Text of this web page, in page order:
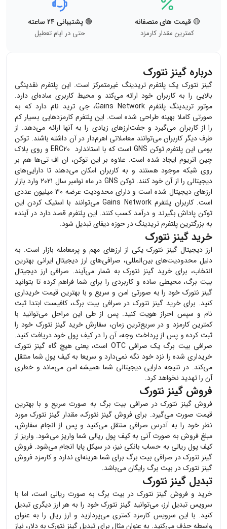
🟡 قیمت های منصفانه
کمترین مقدار کارمزد
🟢 پشتیبانی ۲۴ ساعته
حتی در ایام تعطیل
درباره گینز نتورک
گینز نتورک یک پلتفرم تریدینگ غیرمتمرکز است. این پلتفرم نقدینگی
بالایی را به کاربران خود ارائه می‌کند و محیط کاربری ساده‌ای دارد.
موتور تریدینگ پلتفرم Gains Network، جی ترید نام دارد که به
صورتی کاملا بهینه طراحی شده است. این پلتفرم کارمزدهایی بسیار کم
را از کاربران می‌گیرد و جفت‌ارزهای زیادی را به آنها ارائه می‌دهد. از
طرف دیگر کاربران می‌توانند معاملاتی اهرم‌دار در آن داشته باشند. توکن
بومی این پلتفرم توکن GNS است که با استاندارد ERC20و روی بلاک
چین اتریوم ایجاد شده است. علاوه بر این توکن، ان اف تی‌ها هم بر
روی شبکه موجود هستند و به کاربران امکان می‌دهند تا دارایی‌های
دیجیتالی را از آن خود کنند. توکن GNS
در ماه نوامبر سال ۲۰۲۱ وارد بازار
ارزهای دیجیتال شده است و دارای محدودیت عرضه ۳۰ میلیون عددی
است. کاربران پلتفرمGains Networkمی‌توانند با استیک کردن این
توکن پاداش بگیرند و درآمد کسب کنند. این پلتفرم قصد دارد در آینده
به بزرگترین پلتفرم تریدینگ در حوزه دیفای تبدیل شود.
خرید گینز نتورک
ارز دیجیتالگینز نتورکیکی از ارزهای مهم و پرمعامله بازار است. به
دلیل محدودیت‌های بین‌المللی، صرافی‌های ارز دیجیتال ایرانی بهترین
انتخاب، برای خریدگینز نتورکبه شمار می‌آیند. صرافی ارز دیجیتال
بیت برگ، محیطی ساده و کاربردی را برای شما فراهم کرده تا بتوانید
گینز نتورکخود را به صورتی امن و سریع و با بهترین قیمت خریداری
کنید. برای خریدگینز نتورکدر صرافی بیت برگ، کافیست ابتدا ثبت
نام و سپس احراز هویت کنید. پس از طی این مراحل می‌توانید با
کمترین کارمزد و در سریع‌ترین زمان، سفارش خرید گینز نتورک خود را
ثبت کرده و پس از پرداخت وجه، آن را در کیف پول خود دریافت کنید.
صرافی بیت برگ یک صرافی OTC است، یعنی هیچ گاه
گینز نتورک
خریداری شده را نزد خود نگه نمی‌دارد و سریعا به کیف پول شما منتقل
می‌کند. در نتیجه دارایی دیجیتالی شما همیشه امن می‌ماند و خطری
آن را تهدید نخواهد کرد.
فروش گینز نتورک
فروشگینز نتورکدر صرافی بیت برگ به صورت سریع و با بهترین
قیمت صورت می‌گیرد. برای فروش گینز نتورک، مقدار گینز نتورکمورد
نظر خود را به آدرس صرافی منتقل می‌کنید و پس از انجام سفارش،
مبلغ فروش به صورت آنی به کیف پول ریالی شما واریز می‌شود. واریز از
کیف پول ریالی به حساب بانکی نیز، در سیکل پایا انجام می‌شود. فروش
گینز نتورکدر صرافی بیت برگ برای شما هزینه‌ای ندارد و کارمزد فروش
گینز نتورکدر بیت برگ رایگان می‌باشد.
تبدیل گینز نتورک
خرید و فروش گینز نتورک در بیت برگ به صورت ریالی است، اما با
سرویس تبدیل ارز، می‌توانید گینز نتورکخود را به هر ارز دیگری تبدیل
کنید. با این سرویس کارمزد کمتری می‌پردازید و ارز ریال را به عنوان
واسطه حذف می‌کنید. به عنوان مثال برای تبدیلگینز نتورکبه دلار، نیاز